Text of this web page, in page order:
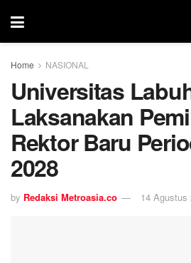
Home NASIONAL
Universitas
Laksanakan
Rektor Baru
2028
by Redaksi Metroasia.co 14 Agustus